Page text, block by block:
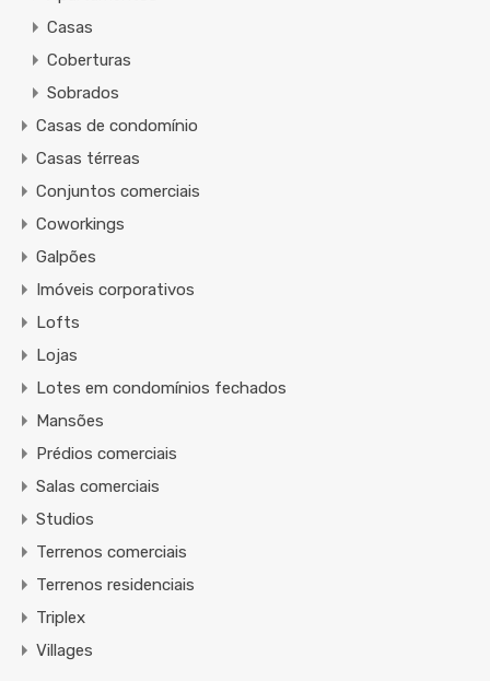
Casas
Coberturas
Sobrados
Casas de condomínio
Casas térreas
Conjuntos comerciais
Coworkings
Galpões
Imóveis corporativos
Lofts
Lojas
Lotes em condomínios fechados
Mansões
Prédios comerciais
Salas comerciais
Studios
Terrenos comerciais
Terrenos residenciais
Triplex
Villages